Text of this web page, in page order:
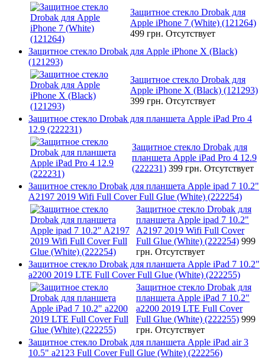
Защитное стекло Drobak для
Apple iPhone 7 (White) (121264)
499 грн. Отсутствует
Защитное стекло Drobak для Apple iPhone X (Black)
(121293)
Защитное стекло Drobak для
Apple iPhone X (Black) (121293)
399 грн. Отсутствует
Защитное стекло Drobak для планшета Apple iPad Pro 4
12.9 (222231)
Защитное стекло Drobak для
планшета Apple iPad Pro 4 12.9
(222231) 399 грн. Отсутствует
Защитное стекло Drobak для планшета Apple ipad 7 10.2"
A2197 2019 Wifi Full Cover Full Glue (White) (222254)
Защитное стекло Drobak для
планшета Apple ipad 7 10.2"
A2197 2019 Wifi Full Cover
Full Glue (White) (222254) 999
грн. Отсутствует
Защитное стекло Drobak для планшета Apple iPad 7 10.2"
a2200 2019 LTE Full Cover Full Glue (White) (222255)
Защитное стекло Drobak для
планшета Apple iPad 7 10.2"
a2200 2019 LTE Full Cover
Full Glue (White) (222255) 999
грн. Отсутствует
Защитное стекло Drobak для планшета Apple iPad air 3
10.5" a2123 Full Cover Full Glue (White) (222256)